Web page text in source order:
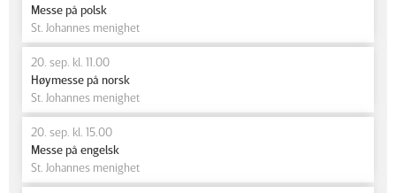
Messe på polsk
St. Johannes menighet
20. sep. kl. 11.00
Høymesse på norsk
St. Johannes menighet
20. sep. kl. 15.00
Messe på engelsk
St. Johannes menighet